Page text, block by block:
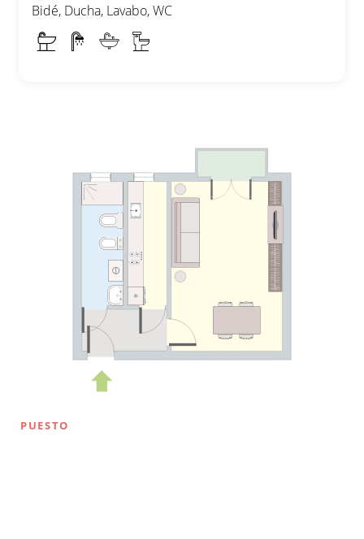
Bidé, Ducha, Lavabo, WC
PUESTO